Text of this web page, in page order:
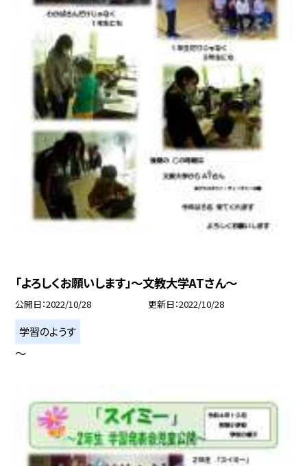
「よろしくお願いします」〜文教大学ATさん〜
公開日 2022/10/28 更新日 2022/10/28
学習のようす
〜